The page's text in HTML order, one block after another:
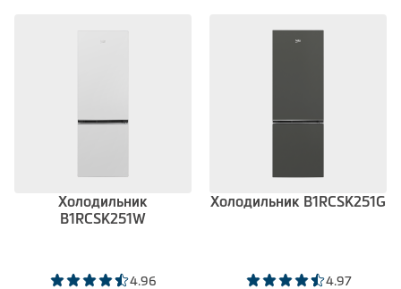
Холодильник
B1RCSK251W
4.96
Холодильник B1RCSK251G
4.97